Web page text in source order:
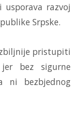
razvoj
Srpske.
pristupiti
bez sigurne
ni bezbjednog